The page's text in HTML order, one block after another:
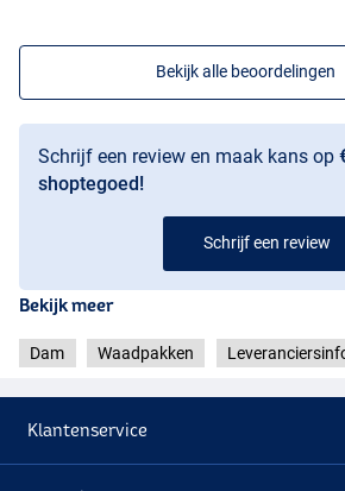
Bekijk alle beoordelingen
Schrijf een review en maak kans op
shoptegoed!
Schrijf een review
Bekijk meer
Dam Waadpakken
Klantenservice